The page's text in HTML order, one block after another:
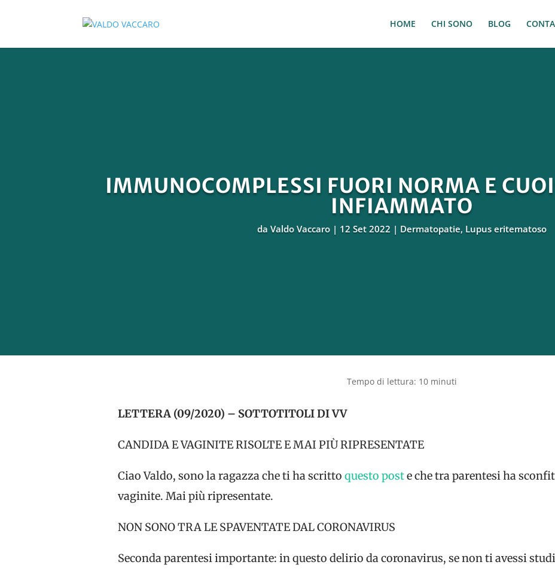
HOME CHI SONO BLOG
IMMUNOCOMPLESSI FUORI NORMA E
INFIAMMATO
da Valdo Vaccaro 12 Set 2022 Dermatopatie, Lupus eritematoso
LETTERA (09/2020) – SOTTOTITOLI DI VV
CANDIDA E VAGINITE RISOLTE E MAI PIÙ RIPRESENTATE
Ciao Valdo, sono la ragazza che ti ha scritto questo poste che tra parentesi ha
vaginite. Mai più ripresentate.
NON SONO TRA LE SPAVENTATE DAL CORONAVIRUS
Seconda parentesi importante: in questo delirio da coronavirus, se non ti avessi